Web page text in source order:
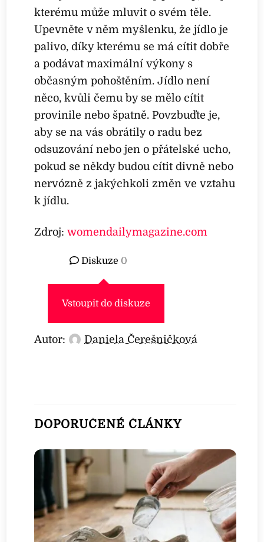
kterému může mluvit o svém těle.
Upevněte v něm myšlenku, že jídlo je
palivo, díky kterému se má cítit dobře
a podávat maximální výkony s
občasným pohoštěním. Jídlo není
něco, kvůli čemu by se mělo cítit
provinile nebo špatně. Povzbuďte je,
aby se na vás obrátily o radu bez
odsuzování nebo jen o přátelské ucho,
pokud se někdy budou cítit divně nebo
nervózně z jakýchkoli změn ve vztahu
k jídlu.
Zdroj:womendailymagazine.com
Diskuze 0
Vstoupit do diskuze
Autor: Daniela Čerešničková
DOPORUČENÉ ČLÁNKY